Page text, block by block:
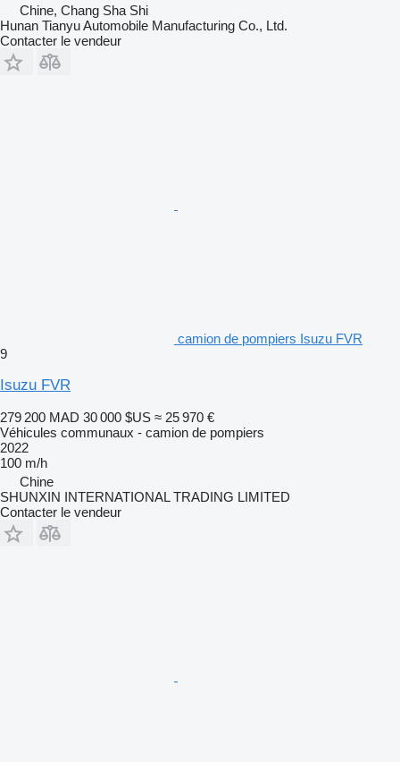
Chine, Chang Sha Shi
Hunan Tianyu Automobile Manufacturing Co., Ltd.
Contacter le vendeur
camion de pompiers Isuzu FVR
9
Isuzu FVR
279 200 MAD 30 000 $US ≈ 25 970 €
Véhicules communaux - camion de pompiers
2022
100 m/h
Chine
SHUNXIN INTERNATIONAL TRADING LIMITED
Contacter le vendeur